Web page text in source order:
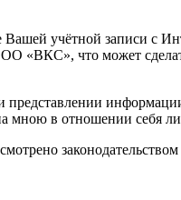
учётной записи с
«ВКС», что может
мною в отношении себя